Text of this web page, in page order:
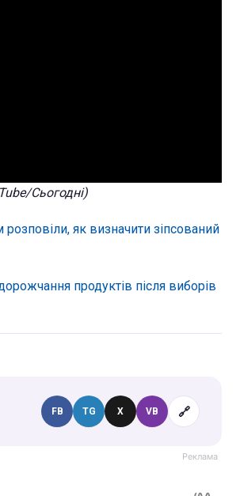
Сьогодні)
розповіли, як визначити зіпсований
продуктів після виборів
FB TG X VB 🔗